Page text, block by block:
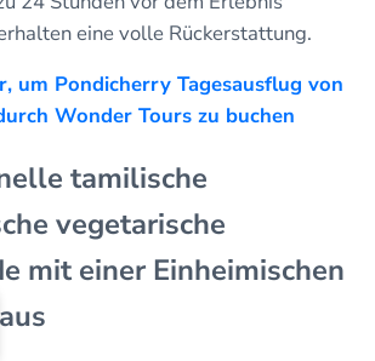
eine volle Rückerstattung.
um Pondicherry Tagesausflug von
Wonder Tours zu buchen
tamilische
vegetarische
mit einer Einheimischen